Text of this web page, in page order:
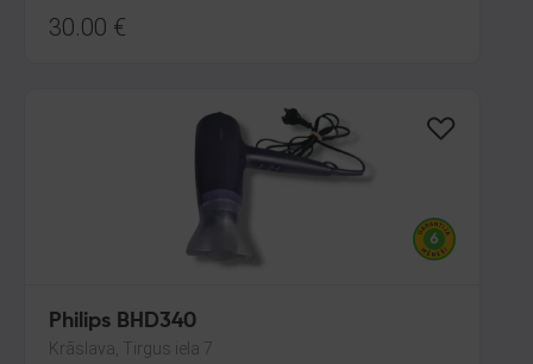
30.00 €
Philips BHD340
Krāslava, Tirgus iela 7